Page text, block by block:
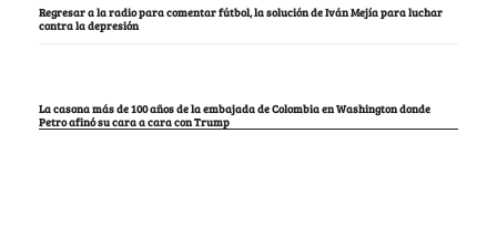
Regresar a la radio para comentar fútbol, la solución de Iván Mejía para luchar
contra la depresión
La casona más de 100 años de la embajada de Colombia en Washington donde
Petro afinó su cara a cara con Trump